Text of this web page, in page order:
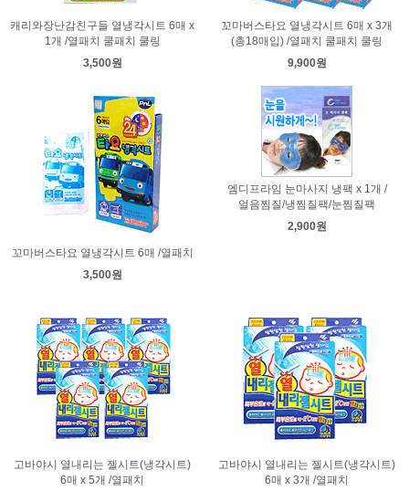
캐리와장난감친구들 열냉각시트 6매 x
1개 /열패치 쿨패치 쿨링
3,500원
꼬마버스타요 열냉각시트 6매 x 3개
(총18매입) /열패치 쿨패치 쿨링
9,900원
꼬마버스타요 열냉각시트 6매 /열패치
3,500원
엠디프라임 눈마사지 냉팩 x 1개 /
얼음찜질/냉찜질팩/눈찜질팩
2,900원
고바야시 열내리는 젤시트(냉각시트)
6매 x 5개 /열패치
고바야시 열내리는 젤시트(냉각시트)
6매 x 3개 /열패치